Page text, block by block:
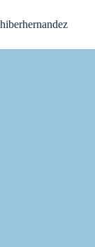
al
contenido
hiberhernandez